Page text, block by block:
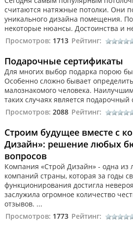
считаются натяжные потолки. Они
уникального дизайна помещения.
некоторые нюансы. Достоинства и
Просмотров: 1713 Рейтинг:
Подарочные сертификаты
Для многих выбор подарка порою
Особенно сложно бывает
малознакомого человека.
таких случаях является подарочный
Просмотров: 2088 Рейтинг:
Строим будущее вместе с
Дизайн»: решение любых
вопросов
Компания «Строй Дизайн» - одна из
компаний страны, которая за годы
функционирования достигла
заслужила огромное количество
отзывов. ...
Просмотров: 1773 Рейтинг: